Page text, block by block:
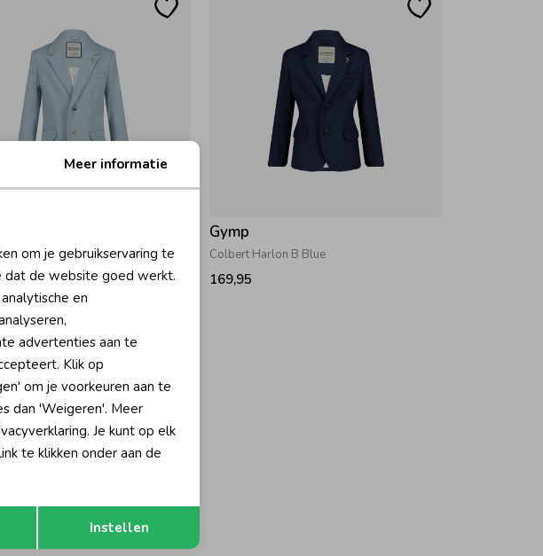
LB Light Blue
Gymp
Colbert Harlon B Blue
169,95
cookies
Opslaan
Meer informatie
om je gebruikservaring te
dat de website goed werkt.
en
advertenties aan te
Klik op
om je voorkeuren aan te
dan 'Weigeren'. Meer
Je kunt op elk
te klikken onder aan de
Instellen